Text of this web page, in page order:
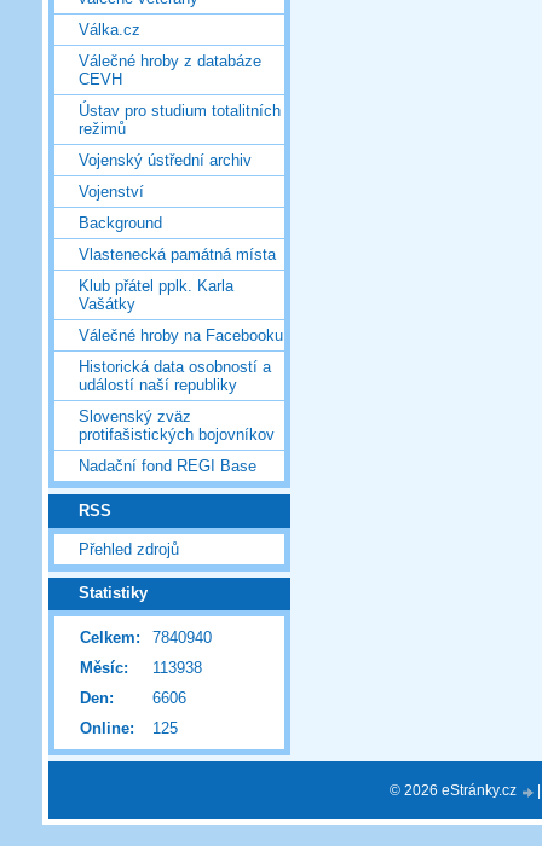
Válka.cz
Válečné hroby z databáze
CEVH
Ústav pro studium totalitních
režimů
Vojenský ústřední archiv
Vojenství
Background
Vlastenecká památná místa
Klub přátel pplk. Karla
Vašátky
Válečné hroby na Facebooku
Historická data osobností a
událostí naší republiky
Slovenský zväz
protifašistických bojovníkov
Nadační fond REGI Base
RSS
Přehled zdrojů
Statistiky
Online: 125
Celkem:
7840940
Měsíc:
113938
Den:
6606
© 2026 eStránky.cz